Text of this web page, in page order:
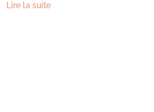
Lire la suite